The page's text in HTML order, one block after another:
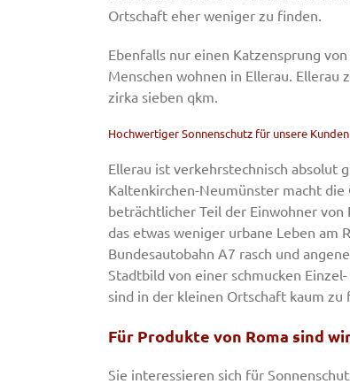
Ortschaft eher weniger zu finden.
Ebenfalls nur einen Katzensprung
Menschen wohnen in Ellerau. Ellerau
zirka sieben qkm.
Hochwertiger Sonnenschutz für unsere
Ellerau ist verkehrstechnisch absolut
Kaltenkirchen-Neumünster macht
beträchtlicher Teil der Einwohner
das etwas weniger urbane Leben am
Bundesautobahn A7 rasch und
Stadtbild von einer schmucken
sind in der kleinen Ortschaft kaum zu
Für Produkte von Roma sind
Sie interessieren sich für